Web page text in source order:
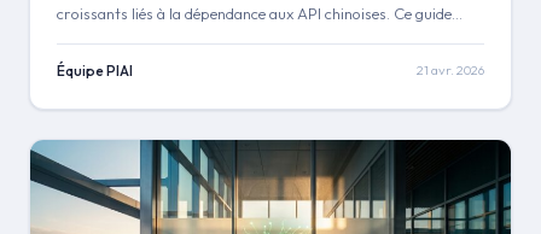
croissants liés à la dépendance aux API chinoises. Ce guide
explique pourquoi les méthodes traditionnelles échouent et
présente un cadre proactif pour la surveillance des
réglementaires, politiques et de marché pour protéger votre
chaîne d'approvisionnement.
Équipe PIAI 21 avr. 2026